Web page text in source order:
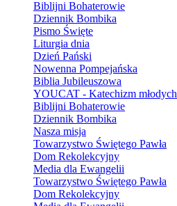
Biblijni Bohaterowie
Dziennik Bombika
Pismo Święte
Liturgia dnia
Dzień Pański
Nowenna Pompejańska
Biblia Jubileuszowa
YOUCAT - Katechizm młodych
Biblijni Bohaterowie
Dziennik Bombika
Nasza misja
Towarzystwo Świętego Pawła
Dom Rekolekcyjny
Media dla Ewangelii
Towarzystwo Świętego Pawła
Dom Rekolekcyjny